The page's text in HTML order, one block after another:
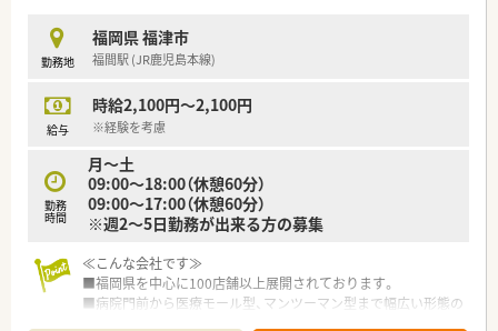
■時短勤務や子の看護休暇などの制度を有効に活用し、家庭と仕
事を見事に両立させている方が多くいます。
■充実した研修制度や資格取得支援を利用して、常に新しい知識
勤務地
福岡県 福津市
福間駅 (JR鹿児島本線)
給与
時給2,100円～2,100円
※経験を考慮
勤務
時間
月～土
09:00～18:00（休憩60分）
09:00～17:00（休憩60分）
※週2～5日勤務が出来る方の募集
≪こんな会社です≫
■福岡県を中心に100店舗以上展開されております。
■病院門前から医療モール型、マンツーマン型まで幅広い形態の